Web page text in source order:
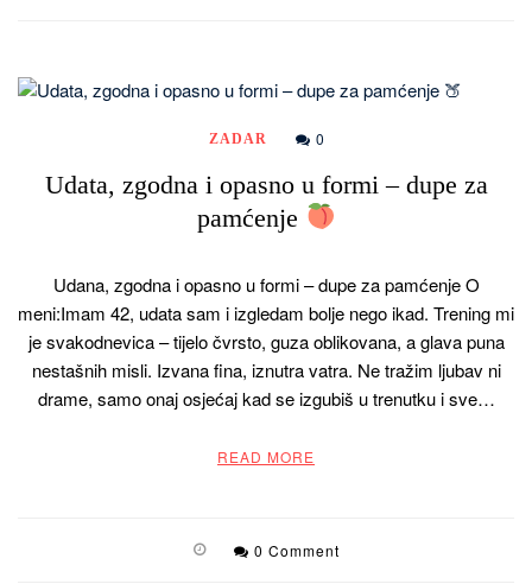
ZADAR 0
Udata, zgodna i opasno u formi – dupe za
pamćenje
Udana, zgodna i opasno u formi – dupe za pamćenje O
meni:Imam 42, udata sam i izgledam bolje nego ikad. Trening mi
je svakodnevica – tijelo čvrsto, guza oblikovana, a glava puna
nestašnih misli. Izvana fina, iznutra vatra. Ne tražim ljubav ni
drame, samo onaj osjećaj kad se izgubiš u trenutku i sve…
READ MORE
0 Comment